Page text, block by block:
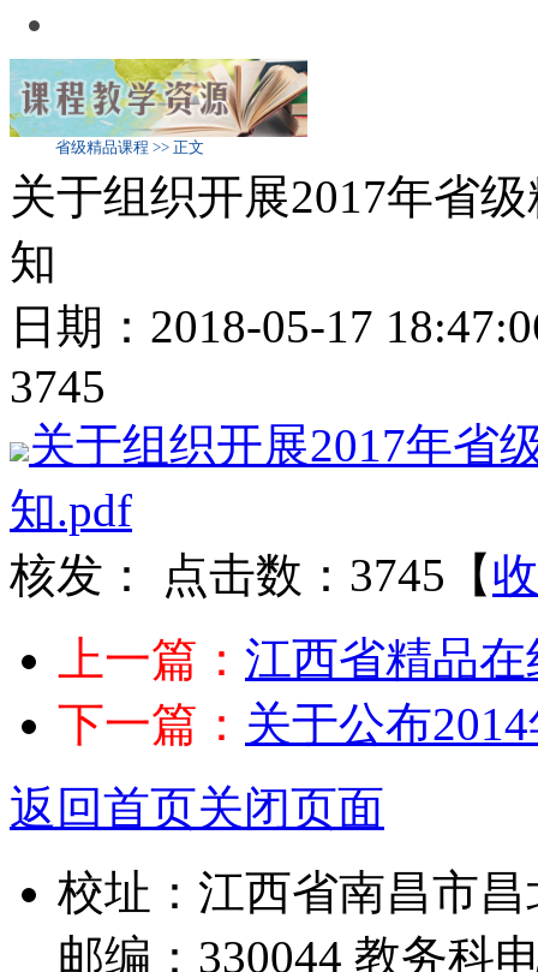
省级精品课程 >> 正文
关于组织开展2017年省
知
日期：2018-05-17
3745
关于组织开展2017年省
知.pdf
核发：
点击数：3745 【
上一篇： 江西省精品
下一篇： 关于公布
返回首页关闭页面
校址：江西省南昌市
邮编：330044 教务科